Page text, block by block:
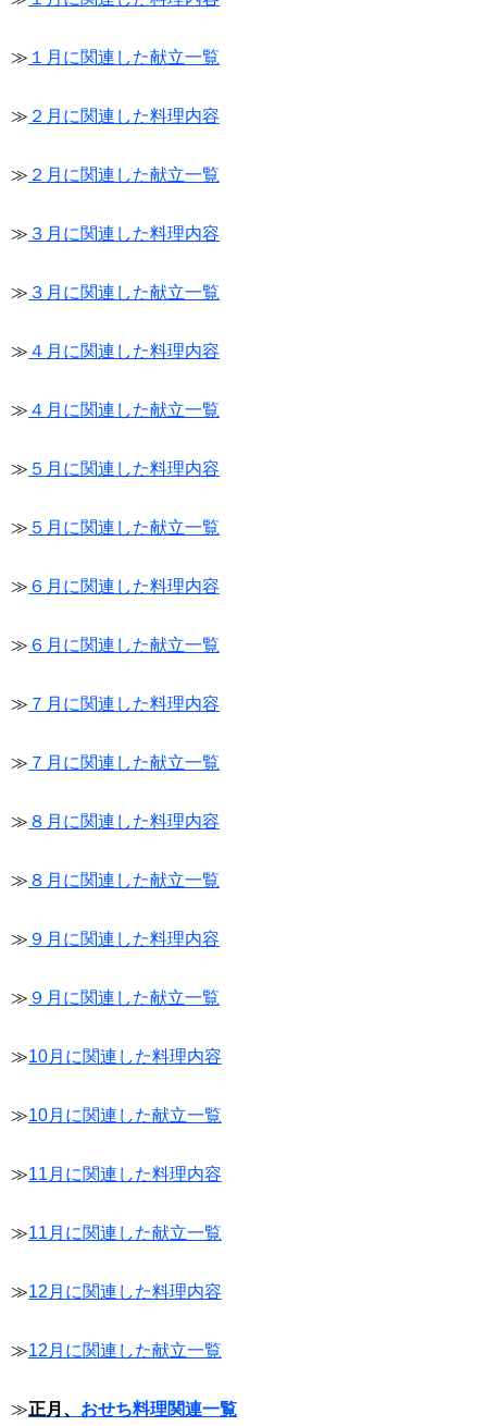
≫ １月に関連した献立一覧
≫ ２月に関連した料理内容
≫ ２月に関連した献立一覧
≫ ３月に関連した料理内容
≫ ３月に関連した献立一覧
≫ ４月に関連した料理内容
≫ ４月に関連した献立一覧
≫ ５月に関連した料理内容
≫ ５月に関連した献立一覧
≫ ６月に関連した料理内容
≫ ６月に関連した献立一覧
≫ ７月に関連した料理内容
≫ ７月に関連した献立一覧
≫ ８月に関連した料理内容
≫ ８月に関連した献立一覧
≫ ９月に関連した料理内容
≫ ９月に関連した献立一覧
≫10月に関連した料理内容
≫10月に関連した献立一覧
≫11月に関連した料理内容
≫11月に関連した献立一覧
≫12月に関連した料理内容
≫12月に関連した献立一覧
≫正月、 おせち料理関連一覧